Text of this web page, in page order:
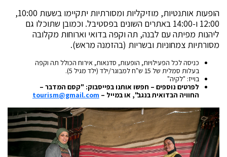
הופעות אותנטיות, מוזיקליות ומסורתיות יתקיימו בשעות 10:00,
12:00 ו-14:00 באתרים השונים בפסטיבל. וכמובן שתוכלו גם
ליהנות מפיתה עם לבנה, תה וקפה בדואי וארוחות מקלובה
מסורתיות צמחוניות ובשריות (בהזמנה מראש).
כניסה לכל הפעילויות, הופעות, סדנאות, אירוח הכולל תה וקפה
בעלות סמלית של 15 ש"ח למבוגר/ילד (ילד מגיל 5).
בוייז: "לקיה"
לפרטים נוספים – חפשו אותנו בפייסבוק: "קסם המדבר –
החוויה הבדואית בנגב", או במייל – tourism@gmail.com